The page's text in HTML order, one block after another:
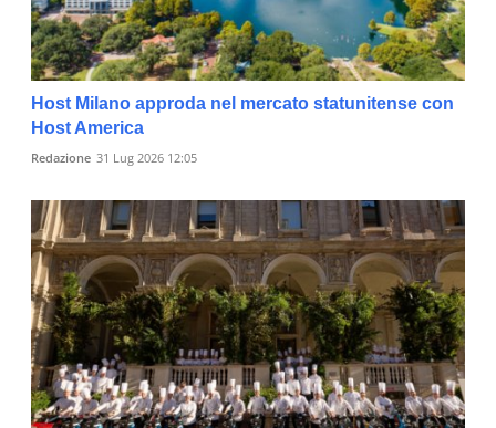
Host Milano approda nel mercato statunitense con
Host America
Redazione 31 Lug 2026 12:05